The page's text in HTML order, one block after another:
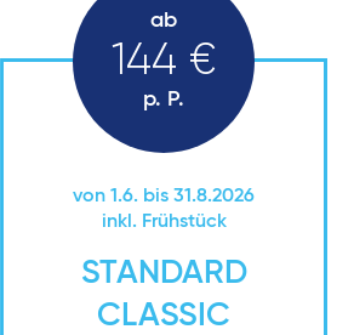
ab
144 €
p. P.
von 1.6. bis 31.8.2026
inkl. Frühstück
STANDARD
CLASSIC